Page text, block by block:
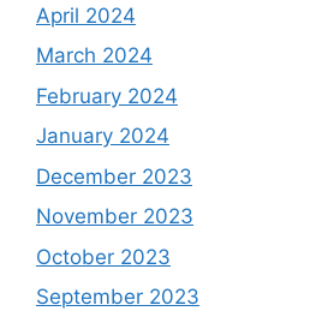
April 2024
March 2024
February 2024
January 2024
December 2023
November 2023
October 2023
September 2023